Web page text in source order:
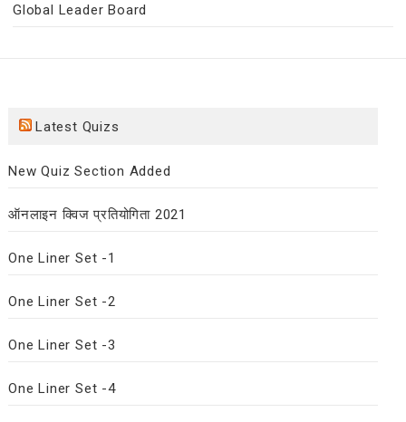
Global Leader Board
Latest Quizs
New Quiz Section Added
ऑनलाइन क्विज प्रतियोगिता 2021
One Liner Set -1
One Liner Set -2
One Liner Set -3
One Liner Set -4